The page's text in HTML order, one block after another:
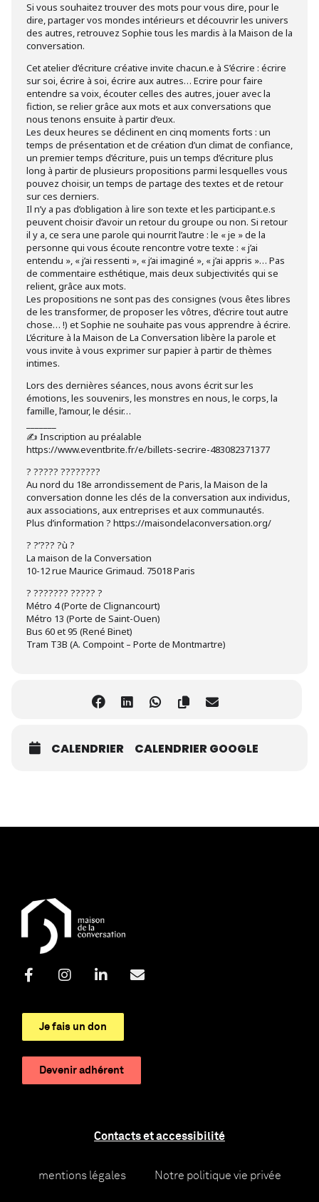
Si vous souhaitez trouver des mots pour vous dire, pour le
dire, partager vos mondes intérieurs et découvrir les univers
des autres, retrouvez Sophie tous les mardis à la Maison de la
conversation.
Cet atelier d’écriture créative invite chacun.e à S’écrire : écrire
sur soi, écrire à soi, écrire aux autres… Ecrire pour faire
entendre sa voix, écouter celles des autres, jouer avec la
fiction, se relier grâce aux mots et aux conversations que
nous tenons ensuite à partir d’eux.
Les deux heures se déclinent en cinq moments forts : un
temps de présentation et de création d’un climat de confiance,
un premier temps d’écriture, puis un temps d’écriture plus
long à partir de plusieurs propositions parmi lesquelles vous
pouvez choisir, un temps de partage des textes et de retour
sur ces derniers.
Il n’y a pas d’obligation à lire son texte et les participant.e.s
peuvent choisir d’avoir un retour du groupe ou non. Si retour
il y a, ce sera une parole qui nourrit l’autre : le « je » de la
personne qui vous écoute rencontre votre texte : « j’ai
entendu », « j’ai ressenti », « j’ai imaginé », « j’ai appris »… Pas
de commentaire esthétique, mais deux subjectivités qui se
relient, grâce aux mots.
Les propositions ne sont pas des consignes (vous êtes libres
de les transformer, de proposer les vôtres, d’écrire tout autre
chose… !) et Sophie ne souhaite pas vous apprendre à écrire.
L’écriture à la Maison de La Conversation libère la parole et
vous invite à vous exprimer sur papier à partir de thèmes
intimes.
Lors des dernières séances, nous avons écrit sur les
émotions, les souvenirs, les monstres en nous, le corps, la
famille, l’amour, le désir…
✍️ Inscription au préalable
https://www.eventbrite.fr/e/billets-secrire-483082371377
? ????? ????????
Au nord du 18e arrondissement de Paris, la Maison de la
conversation donne les clés de la conversation aux individus,
aux associations, aux entreprises et aux communautés.
Plus d’information ? https://maisondelaconversation.org/
? ?’??? ?ù ?
La maison de la Conversation
10-12 rue Maurice Grimaud. 75018 Paris
? ??????? ????? ?
Métro 4 (Porte de Clignancourt)
Métro 13 (Porte de Saint-Ouen)
Bus 60 et 95 (René Binet)
Tram T3B (A. Compoint – Porte de Montmartre)
CALENDRIER CALENDRIER GOOGLE
Je fais un don
Devenir adhérent
Contacts et accessibilité
mentions légales Notre politique vie privée